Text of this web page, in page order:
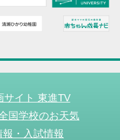
サイト 東進TV
国学校のお天気
・入試情報